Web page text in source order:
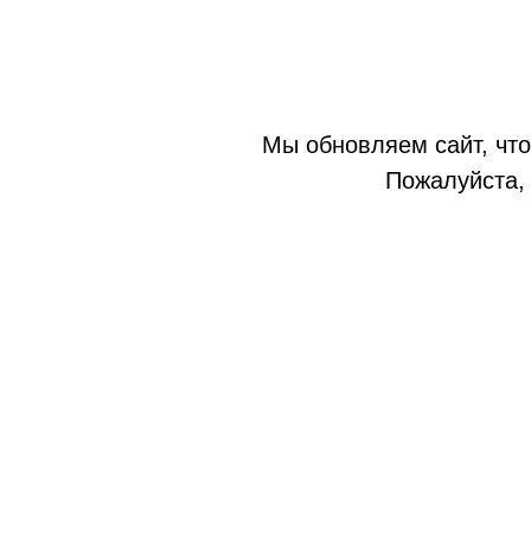
Мы обновляем сайт,
Пожалуйста,